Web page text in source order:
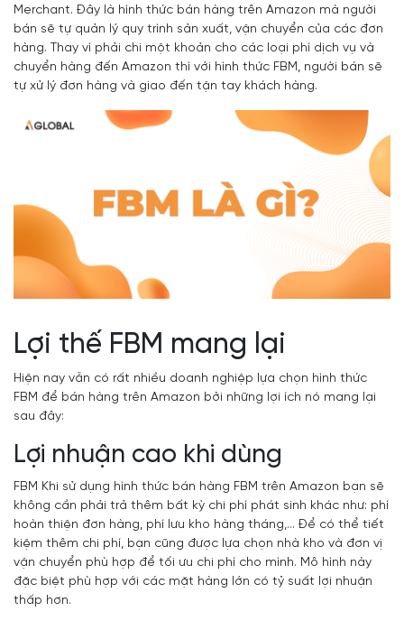
Merchant. Đây là hình thức bán hàng trên Amazon mà người
bán sẽ tự quản lý quy trình sản xuất, vận chuyển của các đơn
hàng. Thay vì phải chi một khoản cho các loại phí dịch vụ và
chuyển hàng đến Amazon thì với hình thức FBM, người bán sẽ
tự xử lý đơn hàng và giao đến tận tay khách hàng.
Lợi thế FBM mang lại
Hiện nay vẫn có rất nhiều doanh nghiệp lựa chọn hình thức
FBM để bán hàng trên Amazon bởi những lợi ích nó mang lại
sau đây:
Lợi nhuận cao khi dùng
FBM Khi sử dụng hình thức bán hàng FBM trên Amazon bạn sẽ
không cần phải trả thêm bất kỳ chi phí phát sinh khác như: phí
hoàn thiện đơn hàng, phí lưu kho hàng tháng,... Để có thể tiết
kiệm thêm chi phí, bạn cũng được lựa chọn nhà kho và đơn vị
vận chuyển phù hợp để tối ưu chi phí cho mình. Mô hình này
đặc biệt phù hợp với các mặt hàng lớn có tỷ suất lợi nhuận
thấp hơn.